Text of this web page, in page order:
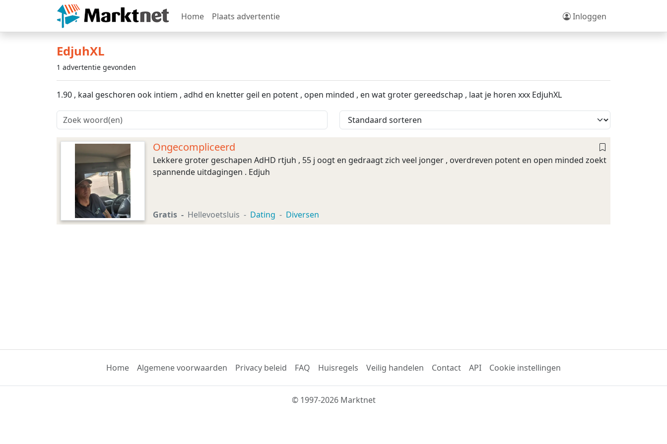
Home Plaats advertentie Inloggen
EdjuhXL
1 advertentie gevonden
1.90 , kaal geschoren ook intiem , adhd en knetter geil en potent , open minded , en wat groter gereedschap , laat je horen xxx EdjuhXL
Ongecompliceerd
Lekkere groter geschapen AdHD rtjuh , 55 j oogt en gedraagt zich veel jonger , overdreven potent en open minded zoekt
spannende uitdagingen . Edjuh
Gratis Hellevoetsluis Dating Diversen
Home Algemene voorwaarden Privacy beleid FAQ Huisregels Veilig handelen Contact API Cookie instellingen
© 1997-2026 Marktnet